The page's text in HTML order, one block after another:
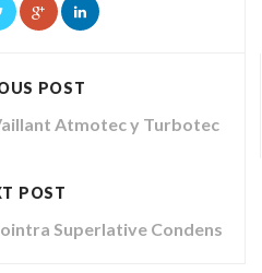
POST
Atmotec y Turbotec
POST
Superlative Condens